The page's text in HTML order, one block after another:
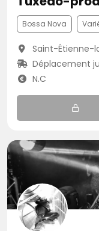
Bossa Nova
Saint-Étienne-
Déplacement
N.C